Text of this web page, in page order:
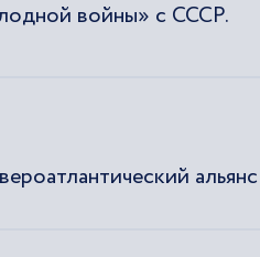
войны» с СССР.